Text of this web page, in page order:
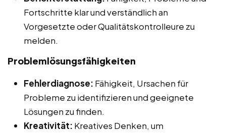
Fortschritte klar und verständlich an
Vorgesetzte oder Qualitätskontrolleure zu
melden.
Problemlösungsfähigkeiten
Fehlerdiagnose: Fähigkeit, Ursachen für
Probleme zu identifizieren und geeignete
Lösungen zu finden.
Kreativität: Kreatives Denken, um